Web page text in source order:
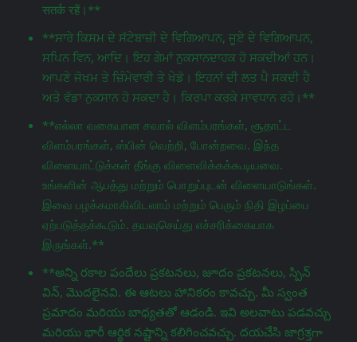
सतर्क रहें।**
**ਸਾਰੇ ਕਿਸਮ ਦੇ ਸੱਟੇਬਾਜ਼ੀ ਦੇ ਵਿਗਿਆਪਨ, ਜੂਏ ਦੇ ਵਿਗਿਆਪਨ,
ਸਪਿਨ ਵਿਨ, ਆਦਿ। ਇਹ ਗੇਮਾਂ ਨੁਕਸਾਨਦਾਹਕ ਹੋ ਸਕਦੀਆਂ ਹਨ।
ਆਪਣੇ ਜੋਖਮ ਤੇ ਜ਼ਿੰਮੇਵਾਰੀ ਤੇ ਖੇਡੋ। ਇਹਨਾਂ ਦੀ ਲਤ ਪੈ ਸਕਦੀ ਹੈ
ਅਤੇ ਵੱਡਾ ਨੁਕਸਾਨ ਹੋ ਸਕਦਾ ਹੈ। ਕਿਰਪਾ ਕਰਕੇ ਸਾਵਧਾਨ ਰਹੋ।**
**எல்லா வகையான சவால் விளம்பரங்கள், சூதாட்ட
விளம்பரங்கள், ஸ்பின் வெற்றி, போன்றவை. இந்த
விளையாட்டுக்கள் தீங்கு விளைவிக்கக்கூடியவை.
உங்களின் ஆபத்து மற்றும் பொறுப்புடன் விளையாடுங்கள்.
இவை பழக்கமாகிவிடலாம் மற்றும் பெரும் நிதி இழப்பை
ஏற்படுத்தக்கூடும். தயவுசெய்து எச்சரிக்கையாக
இருங்கள்.**
**అన్ని రకాల పందేలు ప్రకటనలు, జూదం ప్రకటనలు, స్పిన్
విన్, మొదలైనవి. ఈ ఆటలు హానికరం కావచ్చు. మీ స్వంత
ప్రమాదం మరియు బాధ్యతతో ఆడండి. ఇవి అలవాటు పడవచ్చు
మరియు భారీ ఆర్థిక నష్టాన్ని కలిగించవచ్చు. దయచేసి జాగ్రತ್ತగా